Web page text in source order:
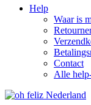
Help
Waar is
Contact
Alle